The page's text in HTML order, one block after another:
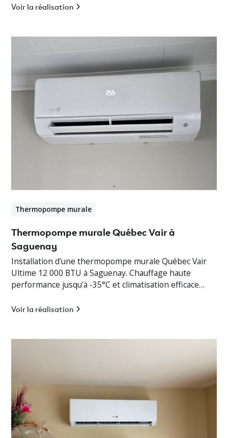
Voir la réalisation
Thermopompe murale
Thermopompe murale Québec Vair à
Saguenay
Installation d’une thermopompe murale Québec Vair
Ultime 12 000 BTU à Saguenay. Chauffage haute
performance jusqu’à -35°C et climatisation efficace
Voir la réalisation